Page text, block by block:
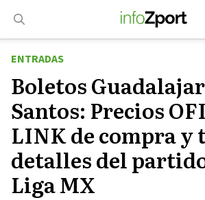
contenido
ENTRADAS
Boletos
Santos: Precios
LINK de compra y
detalles del
Liga MX